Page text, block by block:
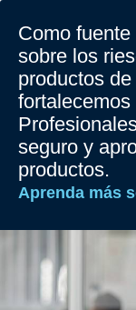
Como
sobre los
productos
seguro y
productos.
Aprenda más